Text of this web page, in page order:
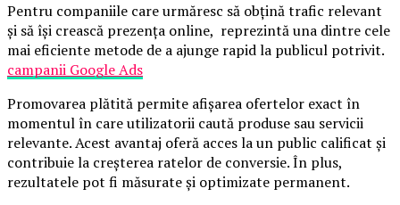
Pentru companiile care urmăresc să obțină trafic relevant
și să își crească prezența online, reprezintă una dintre cele
mai eficiente metode de a ajunge rapid la publicul potrivit.
campanii Google Ads
Promovarea plătită permite afișarea ofertelor exact în
momentul în care utilizatorii caută produse sau servicii
relevante. Acest avantaj oferă acces la un public calificat și
contribuie la creșterea ratelor de conversie. În plus,
rezultatele pot fi măsurate și optimizate permanent.